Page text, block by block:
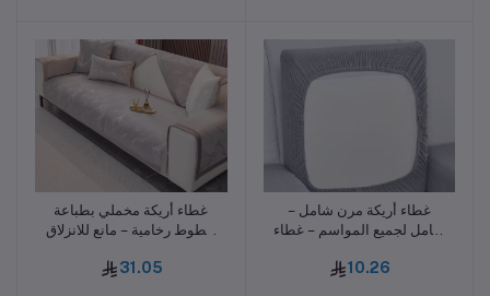
أضف للسلة
غطاء أريكة مخملي بطباعة
خطوط رخامية – مانع للانزلاق
المواسم
31.05
أضف للسلة
غطاء أريكة مرن شامل –
شامل لجميع المواسم – غطاء
10.26